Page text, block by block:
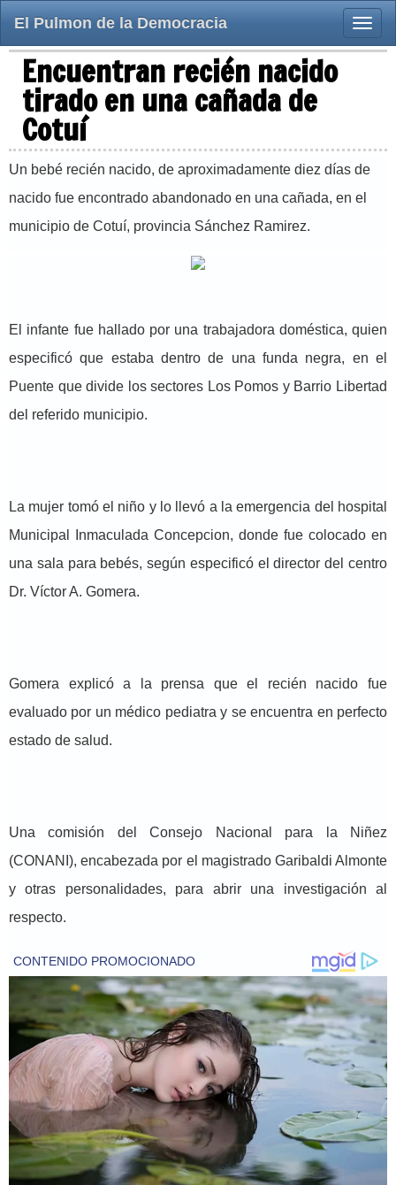
Toggle
El Pulmon de la Democracia
Encuentran recién nacido
tirado en una cañada de
Cotuí
Un bebé recién nacido, de aproximadamente diez días de
nacido fue encontrado abandonado en una cañada, en el
municipio de Cotuí, provincia Sánchez Ramirez.
El infante fue hallado por una trabajadora doméstica, quien
especificó que estaba dentro de una funda negra, en el
Puente que divide los sectores Los Pomos y Barrio Libertad
del referido municipio.
La mujer tomó el niño y lo llevó a la emergencia del hospital
Municipal Inmaculada Concepcion, donde fue colocado en
una sala para bebés, según especificó el director del centro
Dr. Víctor A. Gomera.
Gomera explicó a la prensa que el recién nacido fue
evaluado por un médico pediatra y se encuentra en perfecto
estado de salud.
Una comisión del Consejo Nacional para la Niñez
(CONANI), encabezada por el magistrado Garibaldi Almonte
y otras personalidades, para abrir una investigación al
respecto.